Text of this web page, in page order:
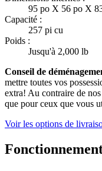
95 po X 56 po X
Capacité :
257 pi cu
Poids :
Jusqu'à 2,000 lb
Conseil de
mettre toutes vos
extra! Au contraire de
que pour ceux que vous
Voir les options de